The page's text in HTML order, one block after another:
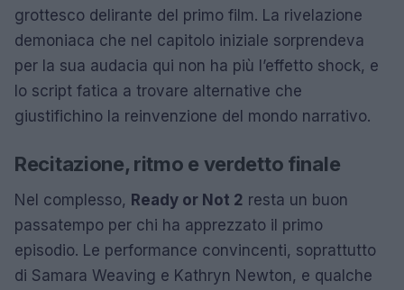
grottesco delirante del primo film. La rivelazione
demoniaca che nel capitolo iniziale sorprendeva
per la sua audacia qui non ha più l’effetto shock, e
lo script fatica a trovare alternative che
giustifichino la reinvenzione del mondo narrativo.
Recitazione, ritmo e verdetto finale
Nel complesso, Ready or Not 2 resta un buon
passatempo per chi ha apprezzato il primo
episodio. Le performance convincenti, soprattutto
di Samara Weaving e Kathryn Newton, e qualche